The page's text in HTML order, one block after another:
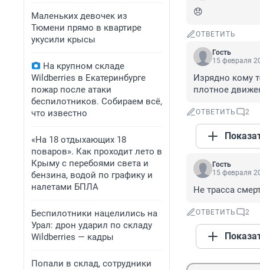
Маленьких девочек из
Тюмени прямо в квартире
укусили крысы
На крупном складе
Wildberries в Екатеринбурге
пожар после атаки
беспилотников. Собираем всё,
что известно
«На 18 отдыхающих 18
поваров». Как проходит лето в
Крыму с перебоями света и
бензина, водой по графику и
налетами БПЛА
Беспилотники нацелились на
Урал: дрон ударил по складу
Wildberries — кадры
Попали в склад, сотрудники
😞
ОТВЕТИТЬ
Гость
15 февраля
Изрядно кому
плотное
ОТВЕТИТЬ 2
Гость
15 февраля
Не трасса
ОТВЕТИТЬ 2